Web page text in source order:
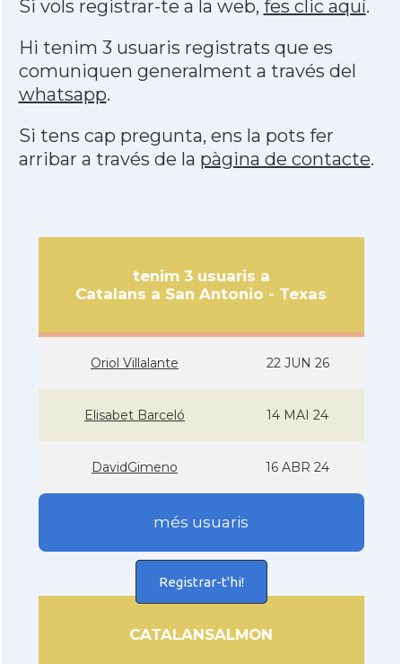
Si vols registrar-te a la web, fes clic aquí.
Hi tenim 3 usuaris registrats que es
comuniquen generalment a través del
whatsapp.
Si tens cap pregunta, ens la pots fer
arribar a través de la pàgina de contacte.
tenim 3 usuaris a
Catalans a San Antonio - Texas
Oriol Villalante 22 JUN 26
Elisabet Barceló 14 MAI 24
DavidGimeno 16 ABR 24
més usuaris
Registrar-t'hi!
CATALANSALMON